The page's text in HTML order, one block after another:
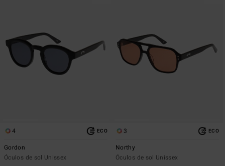
4 ECO
Gordon
Óculos de sol Unissex
3 ECO
Northy
Óculos de sol Unissex